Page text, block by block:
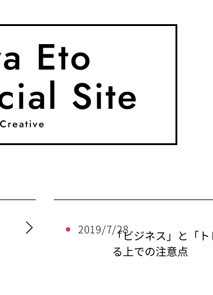
2019/7/28「ビジネス」と「
る上での注意点